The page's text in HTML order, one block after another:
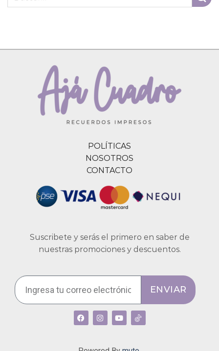
POLÍTICAS
NOSOTROS
CONTACTO
Suscribete y serás el primero en saber de
nuestras promociones y descuentos.
ENVIAR